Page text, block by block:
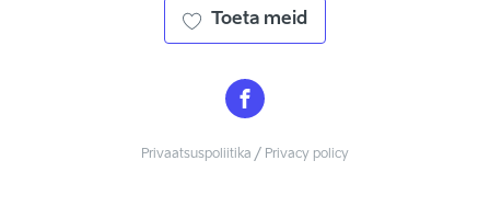
Toeta meid
Privaatsuspoliitika / Privacy policy